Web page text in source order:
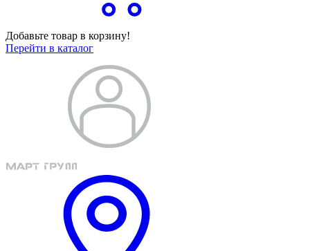
Добавьте товар в корзину!
Перейти в каталог